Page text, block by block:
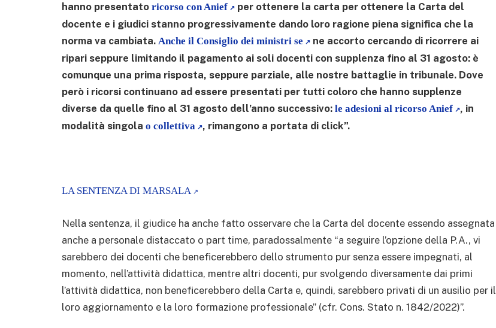
hanno presentato ricorso con Anief
per ottenere la carta per ottenere la Carta del
docente e i giudici stanno progressivamente dando loro ragione piena significa che la
norma va cambiata. Anche il Consiglio dei ministri se
ne accorto cercando di ricorrere ai
ripari seppure limitando il pagamento ai soli docenti con supplenza fino al 31 agosto: è
comunque una prima risposta, seppure parziale, alle nostre battaglie in tribunale. Dove
però i ricorsi continuano ad essere presentati per tutti coloro che hanno supplenze
diverse da quelle fino al 31 agosto dell’anno successivo: le adesioni al ricorso Anief
, in
modalità singola o collettiva , rimangono a portata di click”.
LA SENTENZA DI MARSALA
Nella sentenza, il giudice ha anche fatto osservare che la Carta del docente essendo assegnata
anche a personale distaccato o part time, paradossalmente “a seguire l’opzione della P.A., vi
sarebbero dei docenti che beneficerebbero dello strumento pur senza essere impegnati, al
momento, nell’attività didattica, mentre altri docenti, pur svolgendo diversamente dai primi
l’attività didattica, non beneficerebbero della Carta e, quindi, sarebbero privati di un ausilio per il
loro aggiornamento e la loro formazione professionale” (cfr. Cons. Stato n. 1842/2022)”.